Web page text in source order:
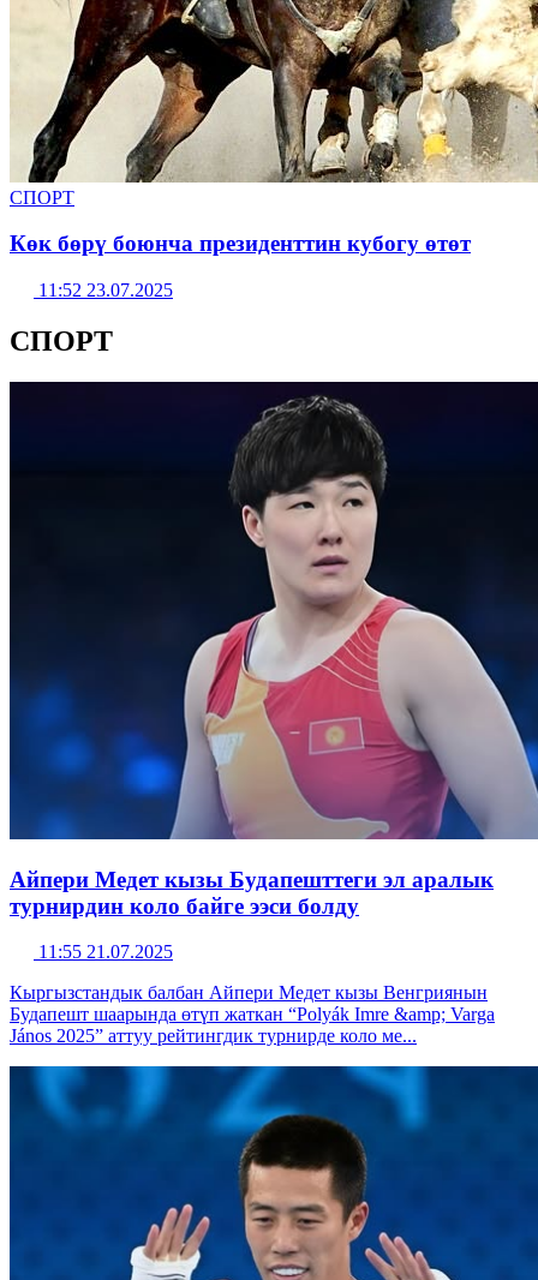
СПОРТ
Көк бөрү боюнча президенттин кубогу өтөт
11:52 23.07.2025
СПОРТ
Айпери Медет кызы Будапешттеги эл аралык
турнирдин коло байге ээси болду
11:55 21.07.2025
Кыргызстандык балбан Айпери Медет кызы Венгриянын
Будапешт шаарында өтүп жаткан “Polyák Imre &amp; Varga
János 2025” аттуу рейтингдик турнирде коло ме...